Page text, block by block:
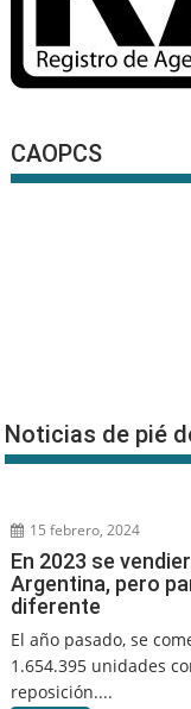
CAOPCS
Noticias de pié
15 febrero, 2024
En 2023 se
Argentina, pero
diferente
El año pasado, se
1.654.395 unidades
reposición....